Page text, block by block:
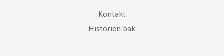
Kontakt
Historien bak